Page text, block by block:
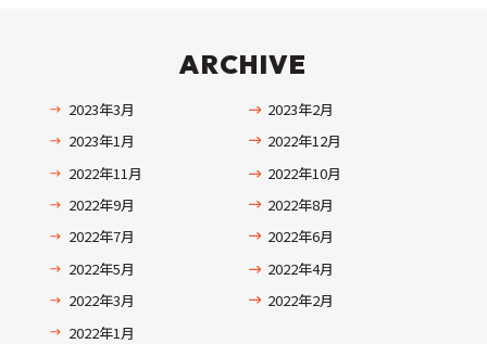
ARCHIVE
2023年3月
2023年2月
2023年1月
2022年12月
2022年11月
2022年10月
2022年9月
2022年8月
2022年7月
2022年6月
2022年5月
2022年4月
2022年3月
2022年2月
2022年1月